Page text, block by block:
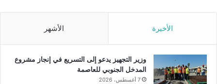
الأخيرة الأشهر
وزير التجهيز يدعو إلى التسريع في إنجاز مشروع
المدخل الجنوبي للعاصمة
7 أغسطس، 2026